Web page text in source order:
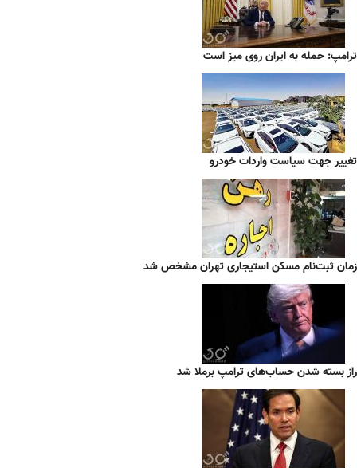
ترامپ: حمله به ایران روی میز است
تغییر جهت سیاست واردات خودرو
زمان ثبت‌نام مسکن استیجاری تهران مشخص شد
راز بسته شدن حساب‌های ترامپ برملا شد